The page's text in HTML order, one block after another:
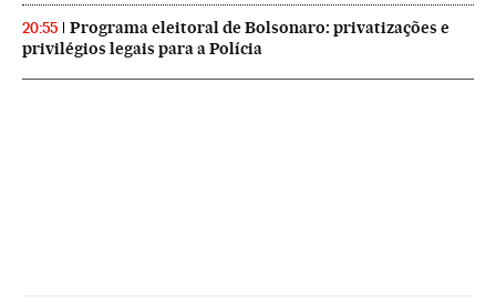
20:55
Programa eleitoral de Bolsonaro: privatizações e
privilégios legais para a Polícia